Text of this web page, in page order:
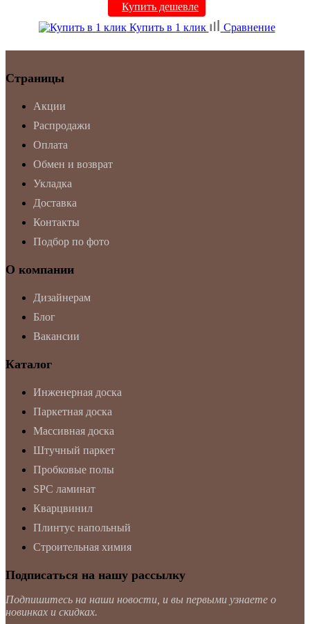
Купить дешевле
Купить в 1 клик
Сравнение
Страницы
Акции
Распродажи
Оплата
Обмен и возврат
Укладка
Доставка
Контакты
Подбор по фото
О компании
Дизайнерам
Блог
Вакансии
Каталог
Инженерная доска
Паркетная доска
Массивная доска
Штучный паркет
Пробковые полы
SPC ламинат
Кварцвинил
Плинтус напольный
Строительная химия
Подписаться на нашу рассылку
Подпишитесь на наши новости, и вы первыми узнаете о
новинках и скидках.